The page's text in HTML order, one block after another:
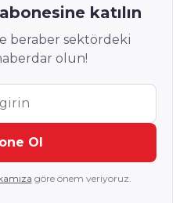
katılın
beraber sektördeki
olun!
Ol
göre önem veriyoruz.